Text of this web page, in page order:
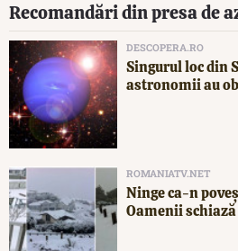
Recomandări din presa de
DESCOPERA.RO
Singurul loc din
astronomii au
ROMANIATV.NET
Ninge ca-n
Oamenii